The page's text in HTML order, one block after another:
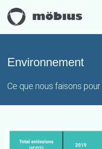
Environnement
Ce que nous faisons